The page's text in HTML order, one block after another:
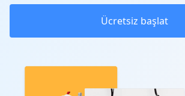
Ücretsiz başlat